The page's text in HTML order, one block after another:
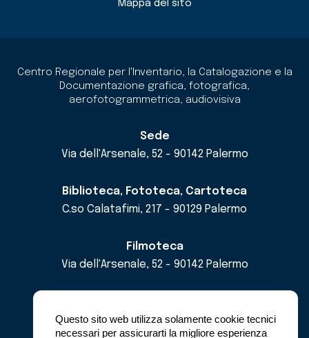
Questo sito web utilizza solamente cookie tecnici
necessari per assicurarti la migliore esperienza
Mappa del sito
Centro Regionale per l'Inventario, la Catalogazione e la
Documentazione grafica, fotografica,
aerofotogrammetrica, audiovisiva
Sede
Via dell'Arsenale, 52 - 90142 Palermo
Biblioteca, Fototeca, Cartoteca
C.so Calatafimi, 217 - 90129 Palermo
Filmoteca
Via dell'Arsenale, 52 - 90142 Palermo
pec cricdsicilia@pec.it